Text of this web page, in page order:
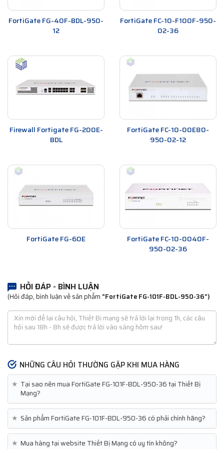
FortiGate FG-40F-BDL-950-
12
FortiGate FC-10-F100F-950-
02-36
Firewall Fortigate FG-200E-
BDL
FortiGate FC-10-00E80-
950-02-12
FortiGate FG-60E
FortiGate FC-10-0040F-
950-02-36
HỎI ĐÁP - BÌNH LUẬN
(Hỏi đáp, bình luận về sản phẩm "FortiGate FG-101F-BDL-950-36")
NHỮNG CÂU HỎI THƯỜNG GẶP KHI MUA HÀNG
★ Tại sao nên mua FortiGate FG-101F-BDL-950-36 tại Thiết Bị
Mạng?
★ Sản phẩm FortiGate FG-101F-BDL-950-36 có phải chính hãng?
★ Mua hàng tại website Thiết Bị Mạng có uy tín không?